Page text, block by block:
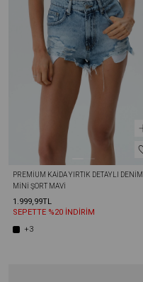
PREMIUM KAIDA YIRTIK DETAYLI DENIM
MINI ŞORT MAVI
1.999,99TL
SEPETTE %20 İNDİRİM
+3